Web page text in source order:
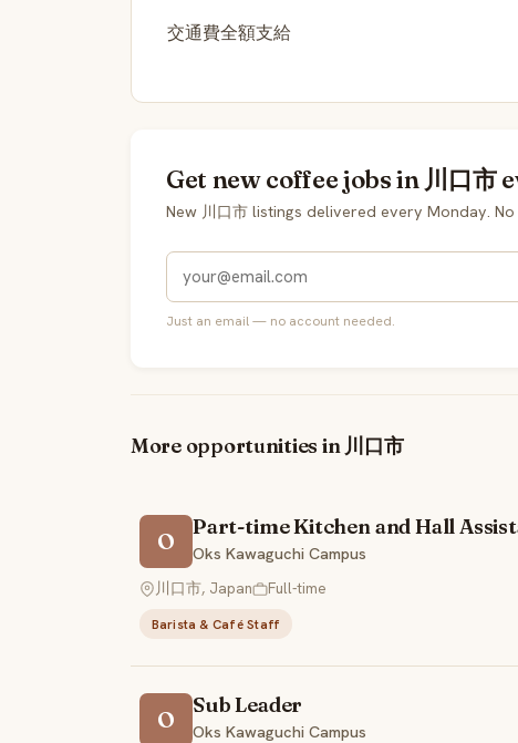
交通費全額支給
Get new coffee jobs in 川口市
New 川口市 listings delivered every Monday. No
Just an email — no account needed.
More opportunities in 川口市
O
Part-time Kitchen and Hall
Oks Kawaguchi Campus
川口市, Japan
Full-time
Barista & Café Staff
O
Sub Leader
Oks Kawaguchi Campus